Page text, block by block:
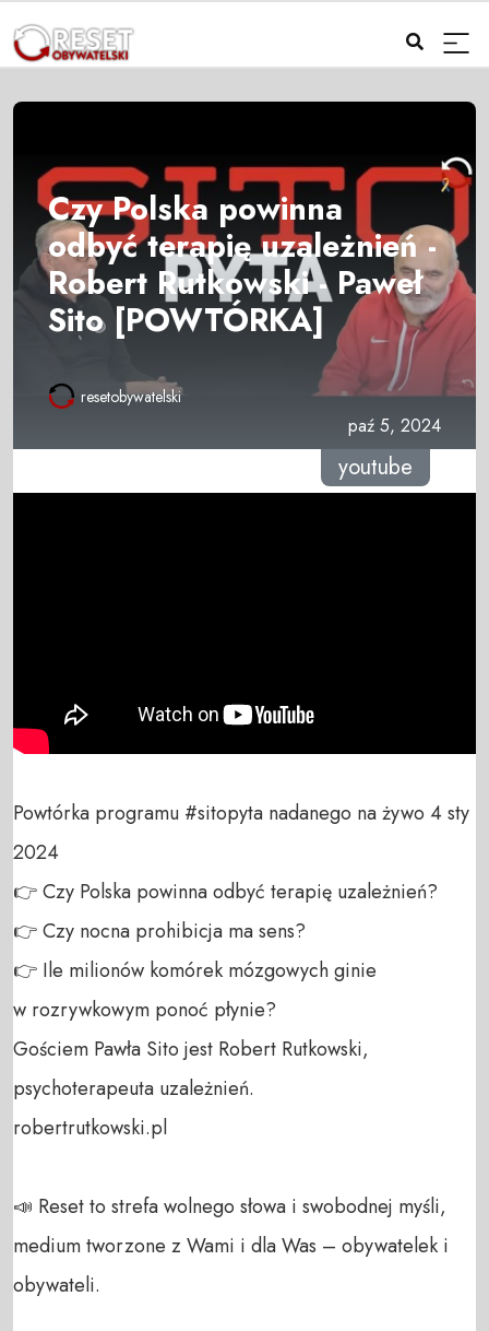
Czy Polska powinna
odbyć terapię uzależnień -
Robert Rutkowski - Paweł
Sito [POWTÓRKA]
resetobywatelski
paź 5, 2024
youtube
Powtórka programu #sitopyta nadanego na żywo 4 sty
2024
👉 Czy Polska powinna odbyć terapię uzależnień?
👉 Czy nocna prohibicja ma sens?
👉 Ile milionów komórek mózgowych ginie
w rozrywkowym ponoć płynie?
Gościem Pawła Sito jest Robert Rutkowski,
psychoterapeuta uzależnień.
robertrutkowski.pl
📣 Reset to strefa wolnego słowa i swobodnej myśli,
medium tworzone z Wami i dla Was – obywatelek i
obywateli.